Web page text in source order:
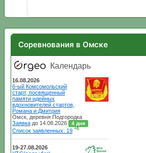
Соревнования в Омске